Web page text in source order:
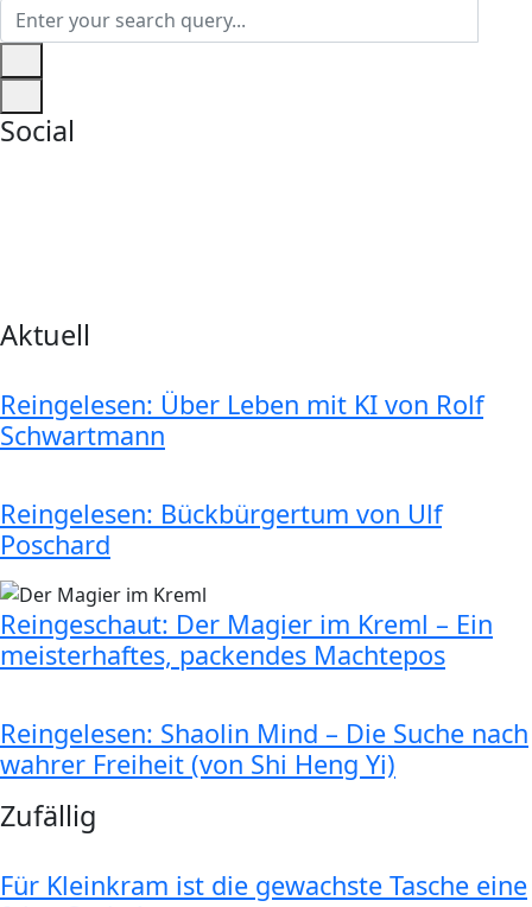
Social
Aktuell
Reingelesen: Über Leben mit KI von Rolf
Schwartmann
Reingelesen: Bückbürgertum von Ulf
Poschard
Reingeschaut: Der Magier im Kreml – Ein
meisterhaftes, packendes Machtepos
Reingelesen: Shaolin Mind – Die Suche nach
wahrer Freiheit (von Shi Heng Yi)
Zufällig
Für Kleinkram ist die gewachste Tasche eine